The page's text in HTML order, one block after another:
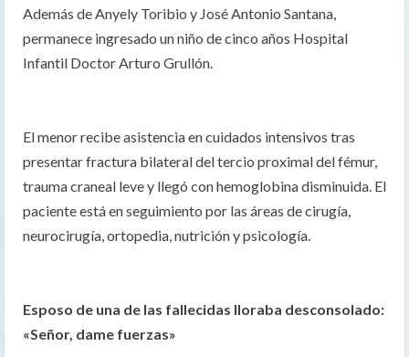
Además de Anyely Toribio y José Antonio Santana,
permanece ingresado un niño de cinco años Hospital
Infantil Doctor Arturo Grullón.
El menor recibe asistencia en cuidados intensivos tras
presentar fractura bilateral del tercio proximal del fémur,
trauma craneal leve y llegó con hemoglobina disminuida. El
paciente está en seguimiento por las áreas de cirugía,
neurocirugía, ortopedia, nutrición y psicología.
Esposo de una de las fallecidas lloraba desconsolado:
«Señor, dame fuerzas»